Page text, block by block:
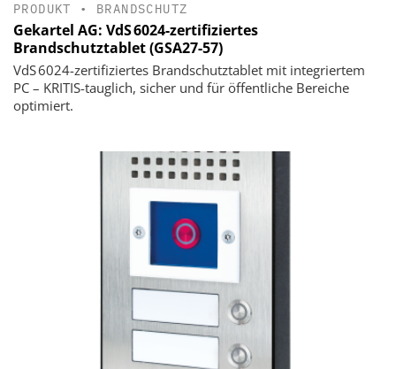
PRODUKT • BRANDSCHUTZ
Gekartel AG: VdS 6024-zertifiziertes
Brandschutztablet (GSA27-57)
VdS 6024-zertifiziertes Brandschutztablet mit integriertem
PC – KRITIS-tauglich, sicher und für öffentliche Bereiche
optimiert.